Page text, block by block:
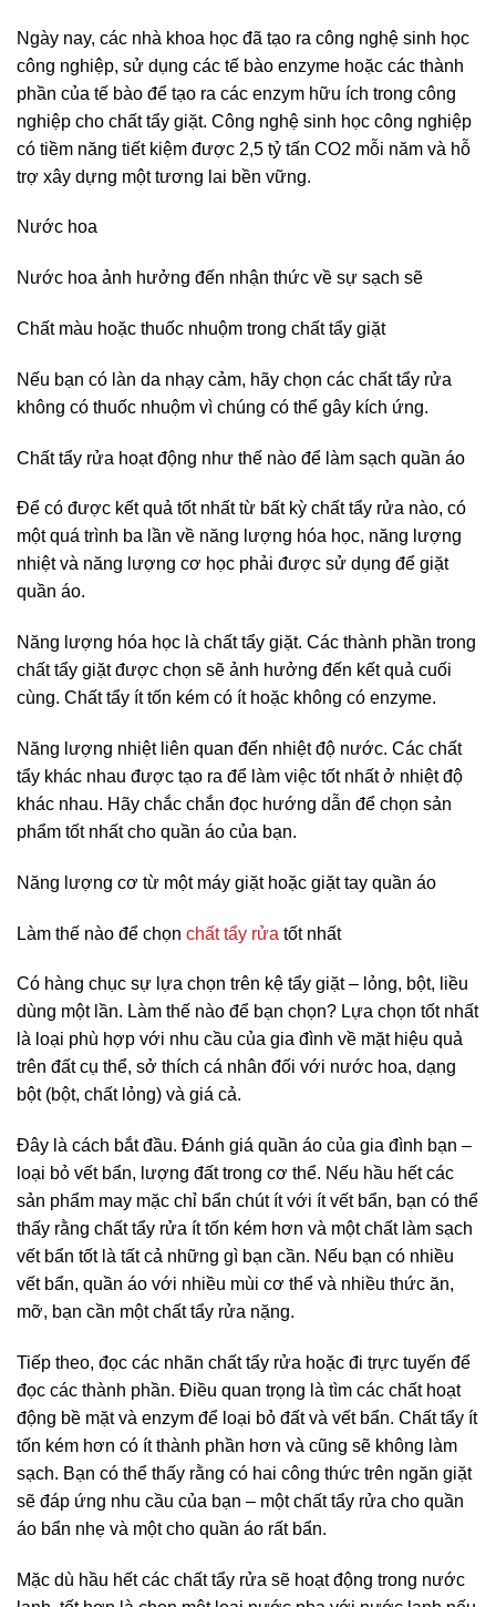
Ngày nay, các nhà khoa học đã tạo ra công nghệ sinh học
công nghiệp, sử dụng các tế bào enzyme hoặc các thành
phần của tế bào để tạo ra các enzym hữu ích trong công
nghiệp cho chất tẩy giặt. Công nghệ sinh học công nghiệp
có tiềm năng tiết kiệm được 2,5 tỷ tấn CO2 mỗi năm và hỗ
trợ xây dựng một tương lai bền vững.
Nước hoa
Nước hoa ảnh hưởng đến nhận thức về sự sạch sẽ
Chất màu hoặc thuốc nhuộm trong chất tẩy giặt
Nếu bạn có làn da nhạy cảm, hãy chọn các chất tẩy rửa
không có thuốc nhuộm vì chúng có thể gây kích ứng.
Chất tẩy rửa hoạt động như thế nào để làm sạch quần áo
Để có được kết quả tốt nhất từ ​​bất kỳ chất tẩy rửa nào, có
một quá trình ba lần về năng lượng hóa học, năng lượng
nhiệt và năng lượng cơ học phải được sử dụng để giặt
quần áo.
Năng lượng hóa học là chất tẩy giặt. Các thành phần trong
chất tẩy giặt được chọn sẽ ảnh hưởng đến kết quả cuối
cùng. Chất tẩy ít tốn kém có ít hoặc không có enzyme.
Năng lượng nhiệt liên quan đến nhiệt độ nước. Các chất
tẩy khác nhau được tạo ra để làm việc tốt nhất ở nhiệt độ
khác nhau. Hãy chắc chắn đọc hướng dẫn để chọn sản
phẩm tốt nhất cho quần áo của bạn.
Năng lượng cơ từ một máy giặt hoặc giặt tay quần áo
Làm thế nào để chọn chất tẩy rửa tốt nhất
Có hàng chục sự lựa chọn trên kệ tẩy giặt – lỏng, bột, liều
dùng một lần. Làm thế nào để bạn chọn? Lựa chọn tốt nhất
là loại phù hợp với nhu cầu của gia đình về mặt hiệu quả
trên đất cụ thể, sở thích cá nhân đối với nước hoa, dạng
bột (bột, chất lỏng) và giá cả.
Đây là cách bắt đầu. Đánh giá quần áo của gia đình bạn –
loại bỏ vết bẩn, lượng đất trong cơ thể. Nếu hầu hết các
sản phẩm may mặc chỉ bẩn chút ít với ít vết bẩn, bạn có thể
thấy rằng chất tẩy rửa ít tốn kém hơn và một chất làm sạch
vết bẩn tốt là tất cả những gì bạn cần. Nếu bạn có nhiều
vết bẩn, quần áo với nhiều mùi cơ thể và nhiều thức ăn,
mỡ, bạn cần một chất tẩy rửa nặng.
Tiếp theo, đọc các nhãn chất tẩy rửa hoặc đi trực tuyến để
đọc các thành phần. Điều quan trọng là tìm các chất hoạt
động bề mặt và enzym để loại bỏ đất và vết bẩn. Chất tẩy ít
tốn kém hơn có ít thành phần hơn và cũng sẽ không làm
sạch. Bạn có thể thấy rằng có hai công thức trên ngăn giặt
sẽ đáp ứng nhu cầu của bạn – một chất tẩy rửa cho quần
áo bẩn nhẹ và một cho quần áo rất bẩn.
Mặc dù hầu hết các chất tẩy rửa sẽ hoạt động trong nước